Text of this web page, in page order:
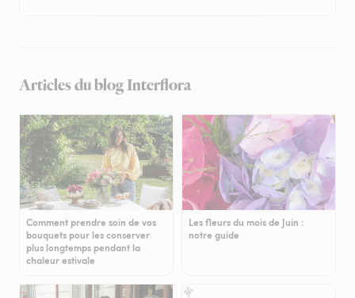
Articles du blog Interflora
Comment prendre soin de vos
bouquets pour les conserver
plus longtemps pendant la
chaleur estivale
Les fleurs du mois de Juin :
notre guide